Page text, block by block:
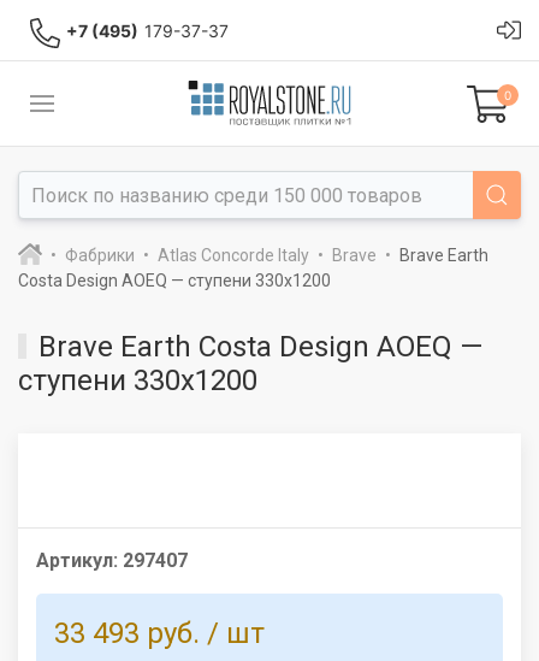
+7 (495) 179-37-37
0
Фабрики Atlas Concorde Italy Brave
Brave Earth
Costa Design AOEQ — ступени 330x1200
Brave Earth Costa Design AOEQ —
ступени 330x1200
Артикул: 297407
33 493 руб. / шт